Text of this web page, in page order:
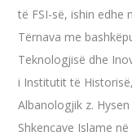
të FSI-së, ishin edhe
Tërnava me
Teknologjisë dhe
i Institutit të
Albanologjik z.
Shkencave Islame